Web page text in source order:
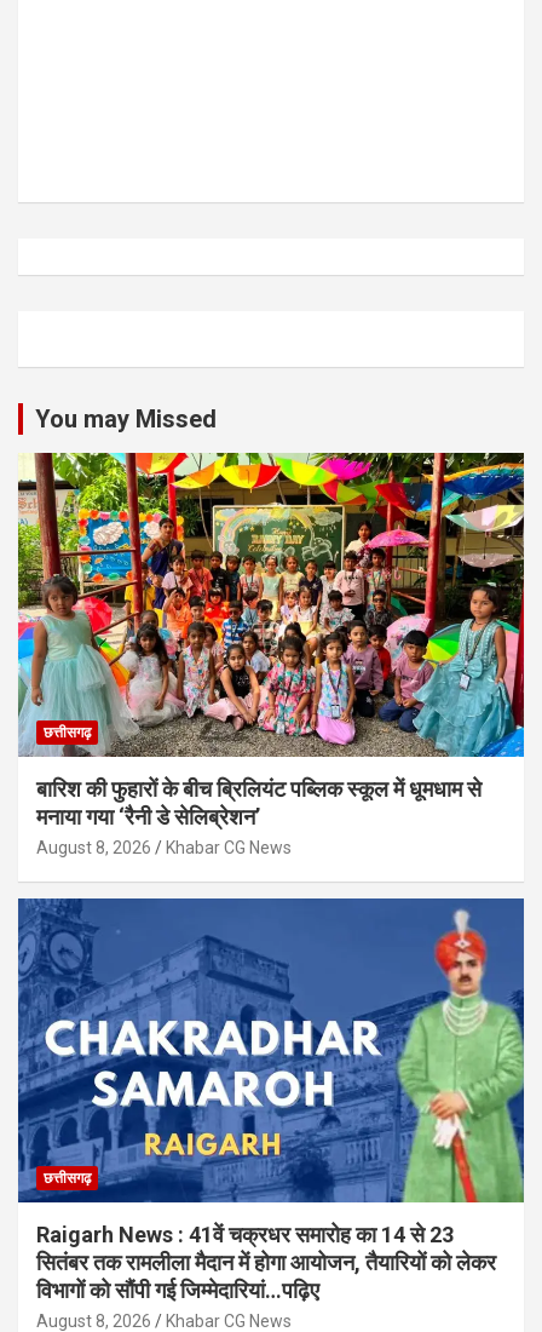
You may Missed
छत्तीसगढ़
बारिश की फुहारों के बीच ब्रिलियंट पब्लिक स्कूल में धूमधाम से
मनाया गया ‘रैनी डे सेलिब्रेशन’
August 8, 2026 Khabar CG News
छत्तीसगढ़
Raigarh News : 41वें चक्रधर समारोह का 14 से 23
सितंबर तक रामलीला मैदान में होगा आयोजन, तैयारियों को लेकर
विभागों को सौंपी गई जिम्मेदारियां…पढ़िए
August 8, 2026 Khabar CG News